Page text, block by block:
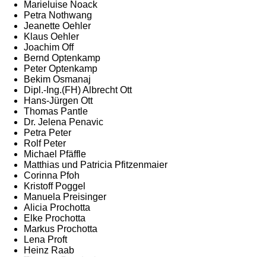
Marieluise Noack
Petra Nothwang
Jeanette Oehler
Klaus Oehler
Joachim Off
Bernd Optenkamp
Peter Optenkamp
Bekim Osmanaj
Dipl.-Ing.(FH) Albrecht Ott
Hans-Jürgen Ott
Thomas Pantle
Dr. Jelena Penavic
Petra Peter
Rolf Peter
Michael Pfäffle
Matthias und Patricia Pfitzenmaier
Corinna Pfoh
Kristoff Poggel
Manuela Preisinger
Alicia Prochotta
Elke Prochotta
Markus Prochotta
Lena Proft
Heinz Raab